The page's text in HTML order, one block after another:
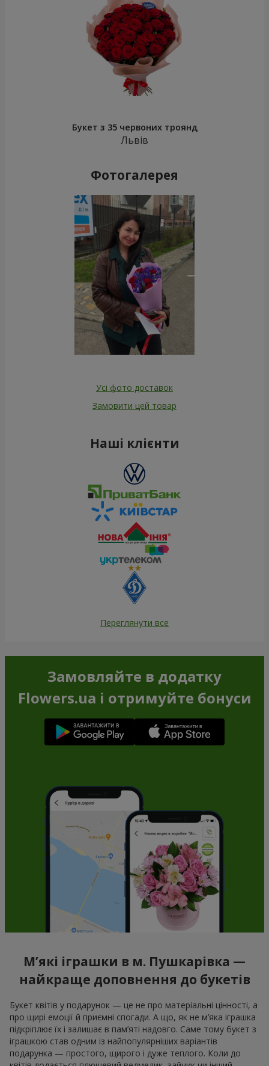
Букет з 35 червоних троянд
Львів
Фотогалерея
Усі фото доставок
Замовити цей товар
Наші клієнти
Переглянути все
Замовляйте в додатку
Flowers.ua і отримуйте бонуси
М’які іграшки в м. Пушкарівка —
найкраще доповнення до букетів
Букет квітів у подарунок — це не про матеріальні цінності, а
про щирі емоції й приємні спогади. А що, як не м’яка іграшка
підкріплює їх і залишає в пам’яті надовго. Саме тому букет з
іграшкою став одним із найпопулярніших варіантів
подарунка — простого, щирого і дуже теплого. Коли до